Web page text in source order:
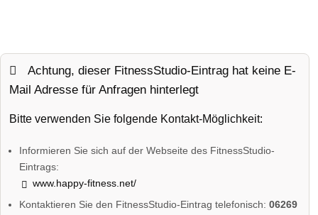
Achtung, dieser FitnessStudio-Eintrag hat keine E-
Mail Adresse für Anfragen hinterlegt
Bitte verwenden Sie folgende Kontakt-Möglichkeit:
Informieren Sie sich auf der Webseite des FitnessStudio-
Eintrags:
www.happy-fitness.net/
Kontaktieren Sie den FitnessStudio-Eintrag telefonisch:06269